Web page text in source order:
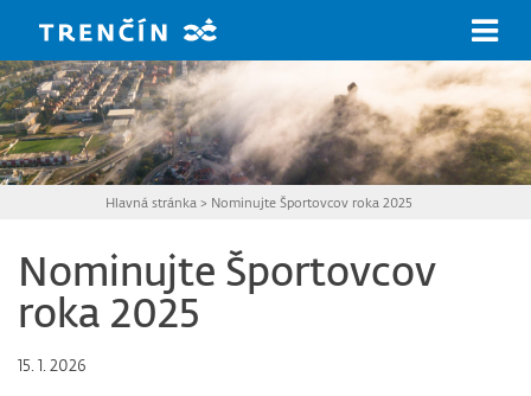
Hlavná stránka > Nominujte Športovcov roka 2025
Nominujte Športovcov
roka 2025
15. 1. 2026